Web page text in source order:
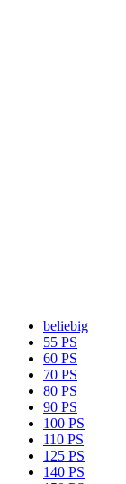
beliebig
55 PS
60 PS
70 PS
80 PS
90 PS
100 PS
110 PS
125 PS
140 PS